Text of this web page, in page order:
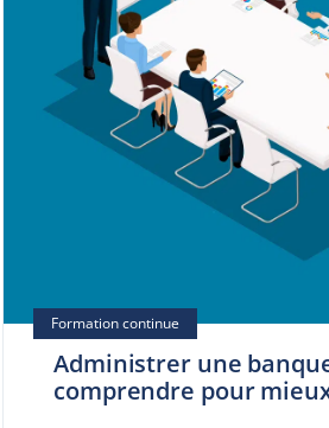
Administrer une
comprendre pour